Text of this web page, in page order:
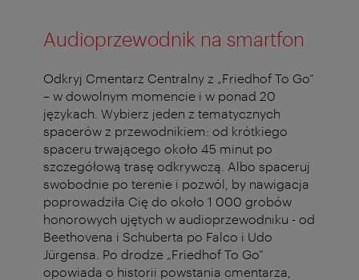
Audioprzewodnik na smartfon
Odkryj Cmentarz Centralny z „Friedhof To Go”
– w dowolnym momencie i w ponad 20
językach. Wybierz jeden z tematycznych
spacerów z przewodnikiem: od krótkiego
spaceru trwającego około 45 minut po
szczegółową trasę odkrywczą. Albo spaceruj
swobodnie po terenie i pozwól, by nawigacja
poprowadziła Cię do około 1 000 grobów
honorowych ujętych w audioprzewodniku - od
Beethovena i Schuberta po Falco i Udo
Jürgensa. Po drodze „Friedhof To Go”
opowiada o historii powstania cmentarza,